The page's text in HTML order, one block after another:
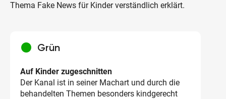
Thema Fake News für Kinder verständlich erklärt.
circle Grün
Auf Kinder zugeschnitten
Der Kanal ist in seiner Machart und durch die
behandelten Themen besonders kindgerecht